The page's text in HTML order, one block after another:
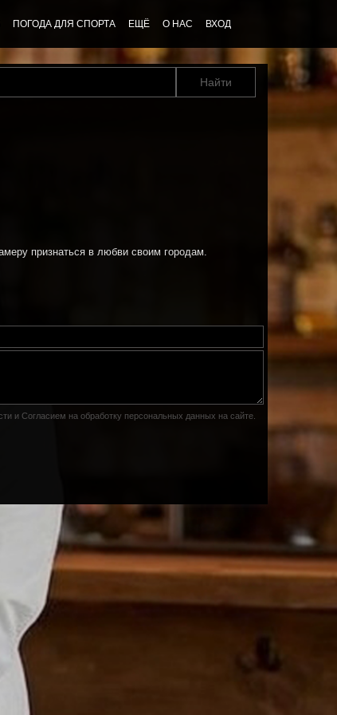
ПОГОДА ДЛЯ СПОРТА ЕЩЁ О НАС ВХОД
признаться в любви своим городам.
и Согласием на обработку персональных данных на сайте.